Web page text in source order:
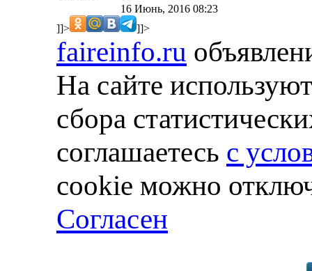
16 Июнь, 2016 08:23
]]>
]]>
faireinfo.ru
На сайте
сбора
соглашаетесь с
cookie можно
Согласен